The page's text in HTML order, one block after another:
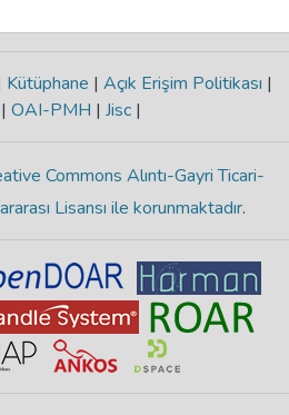
Kütüphane | Açık Erişim Politikası |
| OAI-PMH | Jisc |
Commons Alıntı-Gayri Ticari-
Lisansı ile korunmaktadır.